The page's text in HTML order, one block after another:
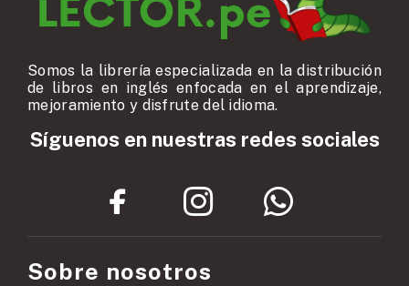
Somos la librería especializada en la distribución
de libros en inglés enfocada en el aprendizaje,
mejoramiento y disfrute del idioma.
Síguenos en nuestras redes sociales
Sobre nosotros